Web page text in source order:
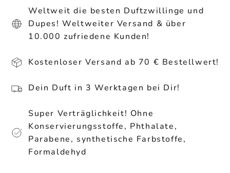
Weltweit die besten Duftzwillinge und
Dupes! Weltweiter Versand & über
10.000 zufriedene Kunden!
Kostenloser Versand ab 70 € Bestellwert!
Dein Duft in 3 Werktagen bei Dir!
Super Verträglichkeit! Ohne
Konservierungsstoffe, Phthalate,
Parabene, synthetische Farbstoffe,
Formaldehyd